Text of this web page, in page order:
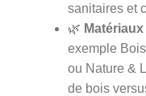
sanitaires et
🌿
exemple
ou Nature &
de bois